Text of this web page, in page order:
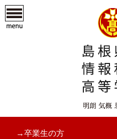
→卒業生の方